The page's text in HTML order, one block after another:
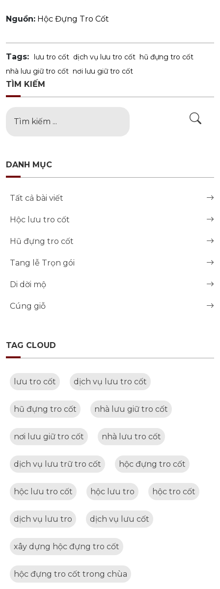
Nguồn: Hộc Đựng Tro Cốt
Tags: lưu tro cốt dịch vụ lưu tro cốt hũ đựng tro cốt
nhà lưu giữ tro cốt nơi lưu giữ tro cốt
TÌM KIẾM
DANH MỤC
Tất cả bài viết
Hộc lưu tro cốt
Hũ đựng tro cốt
Tang lễ Trọn gói
Di dời mộ
Cúng giỗ
TAG CLOUD
lưu tro cốt dịch vụ lưu tro cốt
hũ đựng tro cốt nhà lưu giữ tro cốt
nơi lưu giữ tro cốt nhà lưu tro cốt
dịch vụ lưu trữ tro cốt hộc đựng tro cốt
hộc lưu tro cốt hộc lưu tro hộc tro cốt
dịch vụ lưu tro dịch vụ lưu cốt
xây dựng hộc đựng tro cốt
hộc đựng tro cốt trong chùa